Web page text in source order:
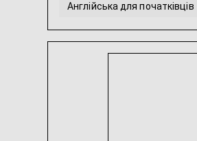
Англійська для початківців
Англійська для подорожей